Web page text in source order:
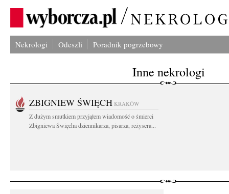
Nekrologi Odeszli Poradnik pogrzebowy
Inne nekrologi
ZBIGNIEW ŚWIĘCH KRAKÓW
Z dużym smutkiem przyjąłem wiadomość o śmierci
Zbigniewa Święcha dziennikarza, pisarza, reżysera...